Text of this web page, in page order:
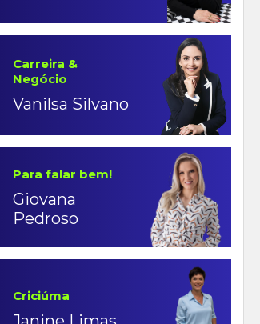
Carreira &
Negócio
Vanilsa Silvano
Para falar bem!
Giovana
Pedroso
Criciúma